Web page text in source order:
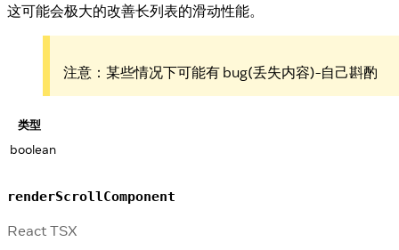
这可能会极大的改善长列表的滑动性能。
注意：某些情况下可能有 bug(丢失内容)-自己斟酌
类型
boolean
renderScrollComponent
React TSX